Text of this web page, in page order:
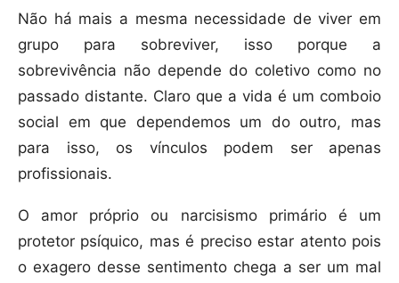
Não há mais a mesma necessidade de viver em
grupo para sobreviver, isso porque a
sobrevivência não depende do coletivo como no
passado distante. Claro que a vida é um comboio
social em que dependemos um do outro, mas
para isso, os vínculos podem ser apenas
profissionais.
O amor próprio ou narcisismo primário é um
protetor psíquico, mas é preciso estar atento pois
o exagero desse sentimento chega a ser um mal